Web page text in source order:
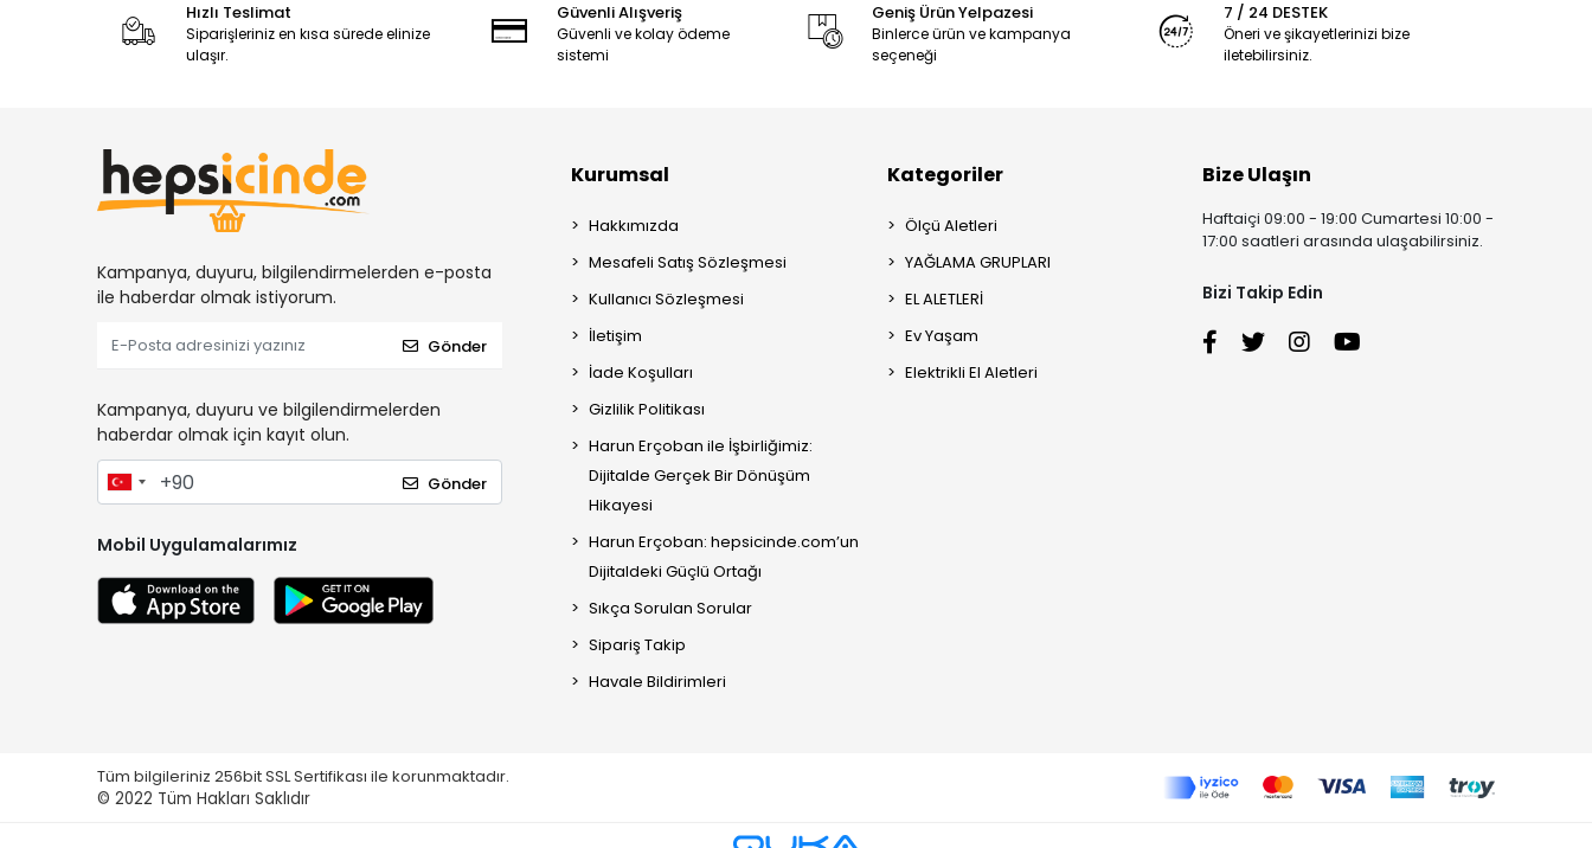
Hızlı Teslimat
Siparişleriniz en kısa sürede elinize
ulaşır.
Güvenli Alışveriş
Güvenli ve kolay ödeme
sistemi
Geniş Ürün Yelpazesi
Binlerce ürün ve kampanya
seçeneği
7 / 24 DESTEK
Öneri ve şikayetlerinizi bize
iletebilirsiniz.
Kampanya, duyuru, bilgilendirmelerden e-posta
ile haberdar olmak istiyorum.
Gönder
Kampanya, duyuru ve bilgilendirmelerden
haberdar olmak için kayıt olun.
Gönder
Mobil Uygulamalarımız
Kurumsal
Hakkımızda
Mesafeli Satış Sözleşmesi
Kullanıcı Sözleşmesi
İletişim
İade Koşulları
Gizlilik Politikası
Harun Erçoban ile İşbirliğimiz:
Dijitalde Gerçek Bir Dönüşüm
Hikayesi
Harun Erçoban: hepsicinde.com’un
Dijitaldeki Güçlü Ortağı
Sıkça Sorulan Sorular
Sipariş Takip
Havale Bildirimleri
Kategoriler
Ölçü Aletleri
YAĞLAMA GRUPLARI
EL ALETLERİ
Ev Yaşam
Elektrikli El Aletleri
Bize Ulaşın
Haftaiçi 09:00 - 19:00 Cumartesi 10:00 -
17:00 saatleri arasında ulaşabilirsiniz.
Bizi Takip Edin
Tüm bilgileriniz 256bit SSL Sertifikası ile korunmaktadır.
© 2022 Tüm Hakları Saklıdır